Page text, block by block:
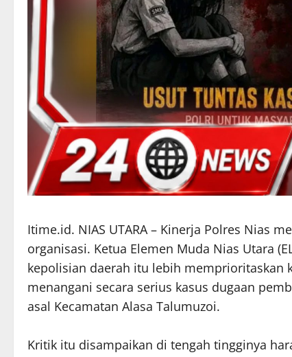
Itime.id. NIAS UTARA – Kinerja Polres Nias
organisasi. Ketua Elemen Muda Nias Utara
kepolisian daerah itu lebih memprioritaskan
menangani secara serius kasus dugaan
asal Kecamatan Alasa Talumuzoi.
Kritik itu disampaikan di tengah tingginya